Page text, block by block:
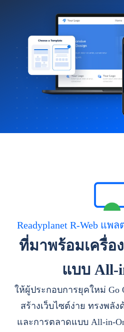
Readyplanet R-Web แพ
ที่มาพร้อมเครื่อ
แบบ All-
ให้ผู้ประกอบการยุคใหม่ Go
สร้างเว็บไซต์ง่าย ทรงพลั
และการตลาดแบบ All-in-